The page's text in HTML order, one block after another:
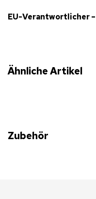
EU-Verantwortlicher
Ähnliche Artikel
Zubehör